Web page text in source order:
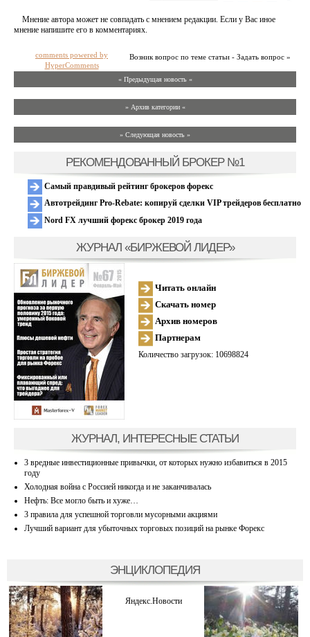
Мнение автора может не совпадать с мнением редакции. Если у Вас иное
мнение напишите его в комментариях.
Возник вопрос по теме статьи - Задать вопрос »
comments powered by
HyperComments
« Предыдущая новость «
» Архив категории «
» Следующая новость »
РЕКОМЕНДОВАННЫЙ БРОКЕР №1
Самый правдивый рейтинг брокеров форекс
Автотрейдинг Pro-Rebate: копируй сделки VIP трейдеров бесплатно
Nord FX лучший форекс брокер 2019 года
ЖУРНАЛ «БИРЖЕВОЙ ЛИДЕР»
Читать онлайн
Скачать номер
Архив номеров
Партнерам
Количество загрузок: 10698824
ЖУРНАЛ, ИНТЕРЕСНЫЕ СТАТЬИ
3 вредные инвестиционные привычки, от которых нужно избавиться в 2015
году
Холодная война с Россией никогда и не заканчивалась
Нефть: Все могло быть и хуже…
3 правила для успешной торговли мусорными акциями
Лучший вариант для убыточных торговых позиций на рынке Форекс
ЭНЦИКЛОПЕДИЯ
Яндекс.Новости